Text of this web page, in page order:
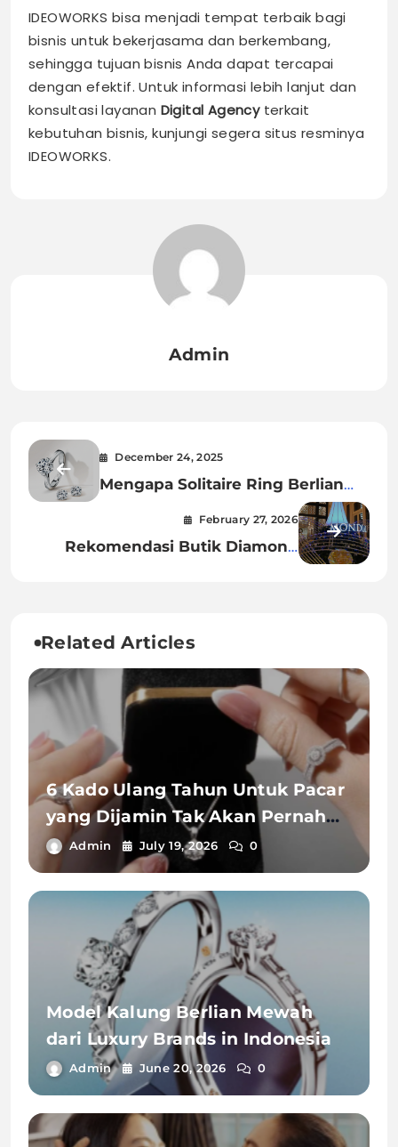
IDEOWORKS bisa menjadi tempat terbaik bagi
bisnis untuk bekerjasama dan berkembang,
sehingga tujuan bisnis Anda dapat tercapai
dengan efektif. Untuk informasi lebih lanjut dan
konsultasi layanan Digital Agencyterkait
kebutuhan bisnis, kunjungi segera situs resminya
IDEOWORKS.
Admin
December 24, 2025
Mengapa Solitaire Ring Berlian
Masih Tetap Populer Hingga
Sekarang? Ini Dia Alasannya
February 27, 2026
Rekomendasi Butik Diamond
Related Articles
6 Kado Ulang Tahun Untuk Pacar
yang Dijamin Tak Akan Pernah
Terlupakan
Admin July 19, 2026 0
Model Kalung Berlian Mewah
dari Luxury Brands in Indonesia
Admin June 20, 2026 0